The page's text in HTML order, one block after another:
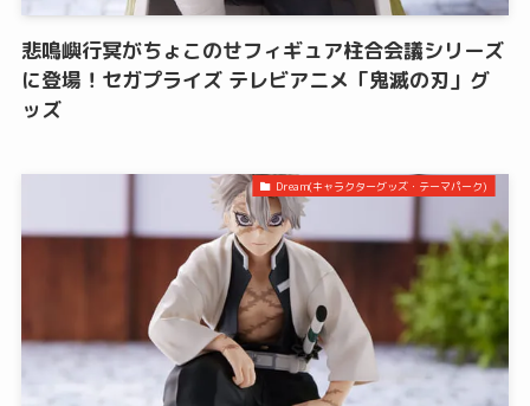
悲鳴嶼行冥がちょこのせフィギュア柱合会議シリーズ
に登場！セガプライズ テレビアニメ「鬼滅の刃」グ
ッズ
Dream(キャラクターグッズ・テーマパーク)